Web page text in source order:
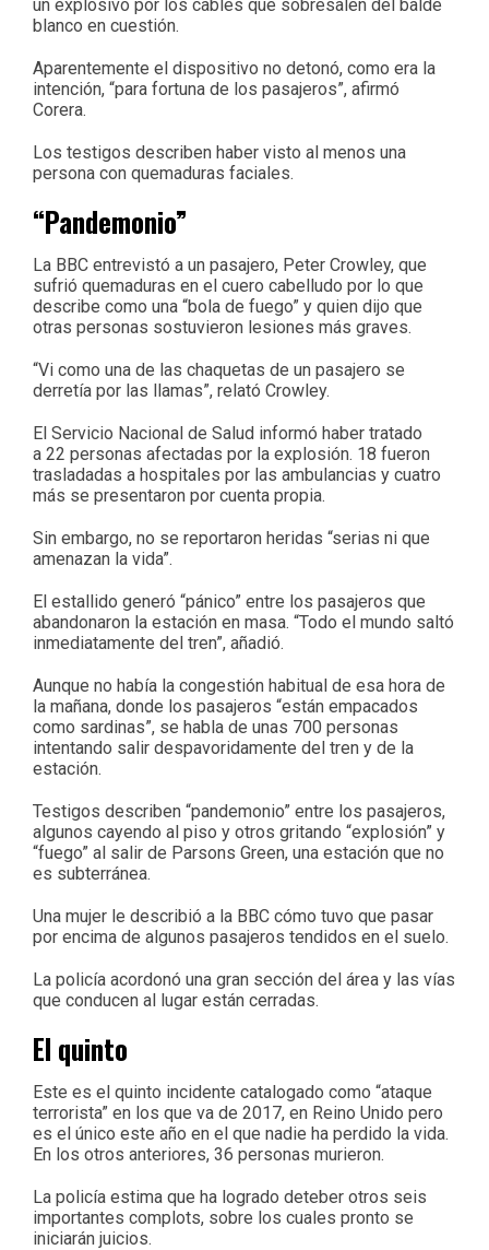
un explosivo por los cables que sobresalen del balde
blanco en cuestión.
Aparentemente el dispositivo no detonó, como era la
intención, “para fortuna de los pasajeros”, afirmó
Corera.
Los testigos describen haber visto al menos una
persona con quemaduras faciales.
“Pandemonio”
La BBC entrevistó a un pasajero, Peter Crowley, que
sufrió quemaduras en el cuero cabelludo por lo que
describe como una “bola de fuego” y quien dijo que
otras personas sostuvieron lesiones más graves.
“Vi como una de las chaquetas de un pasajero se
derretía por las llamas”, relató Crowley.
El Servicio Nacional de Salud informó haber tratado
a 22 personas afectadas por la explosión. 18 fueron
trasladadas a hospitales por las ambulancias y cuatro
más se presentaron por cuenta propia.
Sin embargo, no se reportaron heridas “serias ni que
amenazan la vida”.
El estallido generó “pánico” entre los pasajeros que
abandonaron la estación en masa. “Todo el mundo saltó
inmediatamente del tren”, añadió.
Aunque no había la congestión habitual de esa hora de
la mañana, donde los pasajeros “están empacados
como sardinas”, se habla de unas 700 personas
intentando salir despavoridamente del tren y de la
estación.
Testigos describen “pandemonio” entre los pasajeros,
algunos cayendo al piso y otros gritando “explosión” y
“fuego” al salir de Parsons Green, una estación que no
es subterránea.
Una mujer le describió a la BBC cómo tuvo que pasar
por encima de algunos pasajeros tendidos en el suelo.
La policía acordonó una gran sección del área y las vías
que conducen al lugar están cerradas.
El quinto
Este es el quinto incidente catalogado como “ataque
terrorista” en los que va de 2017, en Reino Unido pero
es el único este año en el que nadie ha perdido la vida.
En los otros anteriores, 36 personas murieron.
La policía estima que ha logrado deteber otros seis
importantes complots, sobre los cuales pronto se
iniciarán juicios.